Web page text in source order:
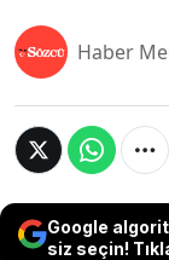
Haber
Google
siz seçin!